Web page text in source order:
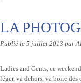
LA
Publié le 5 juillet 2013 par
Ladies and Gents, ce
léger, va dehors, va boire